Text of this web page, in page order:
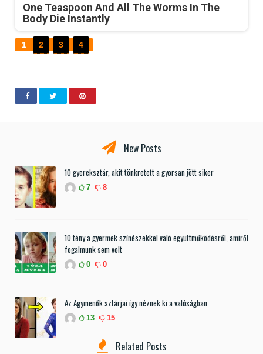
One Teaspoon And All The Worms In The
Body Die Instantly
1 2 3 4
New Posts
10 gyereksztár, akit tönkretett a gyorsan jött siker
7 8
10 tény a gyermek színészekkel való együttműködésről, amiről
fogalmunk sem volt
0 0
Az Agymenők sztárjai így néznek ki a valóságban
13 15
Related Posts